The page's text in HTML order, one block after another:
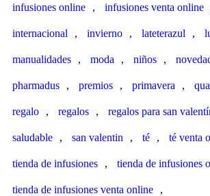
infusiones online , infusiones venta online
internacional , invierno , lateterazul ,
manualidades , moda , niños ,
pharmadus , premios , primavera ,
regalo , regalos , regalos para san
saludable , san valentin , té , té venta
tienda de infusiones , tienda de infusiones
tienda de infusiones venta online ,